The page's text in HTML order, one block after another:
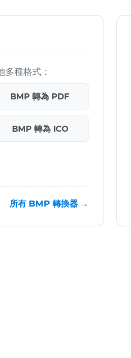
種格式：
BMP 轉為 PDF
BMP 轉為 ICO
所有 BMP 轉換器 →